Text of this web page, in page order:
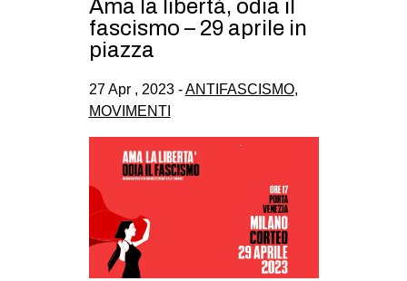
ABOUT
DEGENERAZIONE
CSOA LAMBRETTA
STUDENTI TSUNAMI
Ama la libertà, odia il
fascismo – 29 aprile in
piazza
27 Apr , 2023 -ANTIFASCISMO,
MOVIMENTI